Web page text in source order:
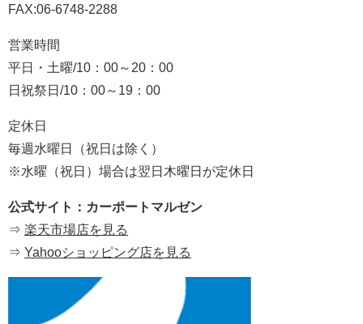
FAX:06-6748-2288
営業時間
平日・土曜/10：00～20：00
日祝祭日/10：00～19：00
定休日
毎週水曜日（祝日は除く）
※水曜（祝日）場合は翌日木曜日が定休日
公式サイト：カーポートマルゼン
⇒ 楽天市場店を見る
⇒ Yahooショッピング店を見る